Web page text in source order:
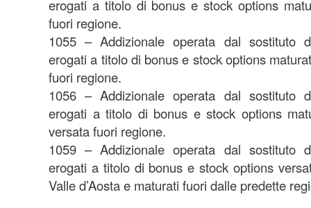
erogati a titolo di bonus e stock options
fuori regione.
1055 – Addizionale operata dal sostituto
erogati a titolo di bonus e stock options
fuori regione.
1056 – Addizionale operata dal sostituto
erogati a titolo di bonus e stock options
versata fuori regione.
1059 – Addizionale operata dal sostituto
erogati a titolo di bonus e stock options
Valle d’Aosta e maturati fuori dalle predette